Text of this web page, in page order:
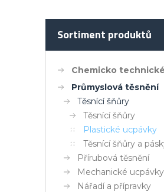
Sortiment produktů
Chemicko technické
Průmyslová těsnění
Těsnící šňůry
Těsnící šňůry
Plastické ucpávky
Těsnící šňůry a pásky pro
Přírubová těsnění
Mechanické ucpávky
Nářadí a přípravky